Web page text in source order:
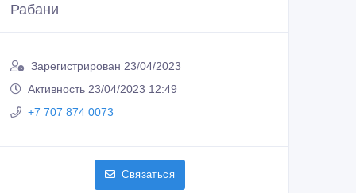
Рабани
Зарегистрирован 23/04/2023
Активность 23/04/2023 12:49
+7 707 874 0073
Связаться